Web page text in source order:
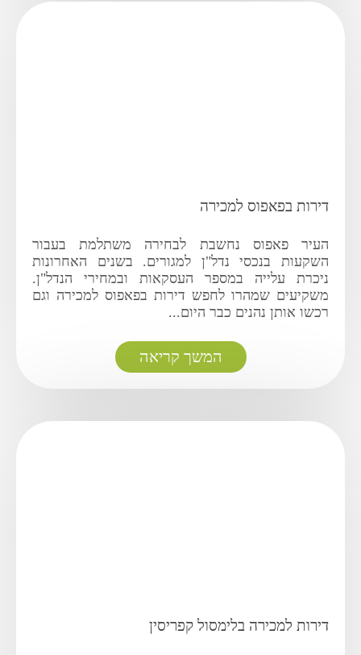
דירות בפאפוס למכירה
העיר פאפוס נחשבת לבחירה משתלמת בעבור
השקעות בנכסי נדל"ן למגורים. בשנים האחרונות
ניכרת עלייה במספר העסקאות ובמחירי הנדל"ן.
משקיעים שמהרו לחפש דירות בפאפוס למכירה וגם
רכשו אותן נהנים כבר היום...
המשך קריאה
דירות למכירה בלימסול קפריסין